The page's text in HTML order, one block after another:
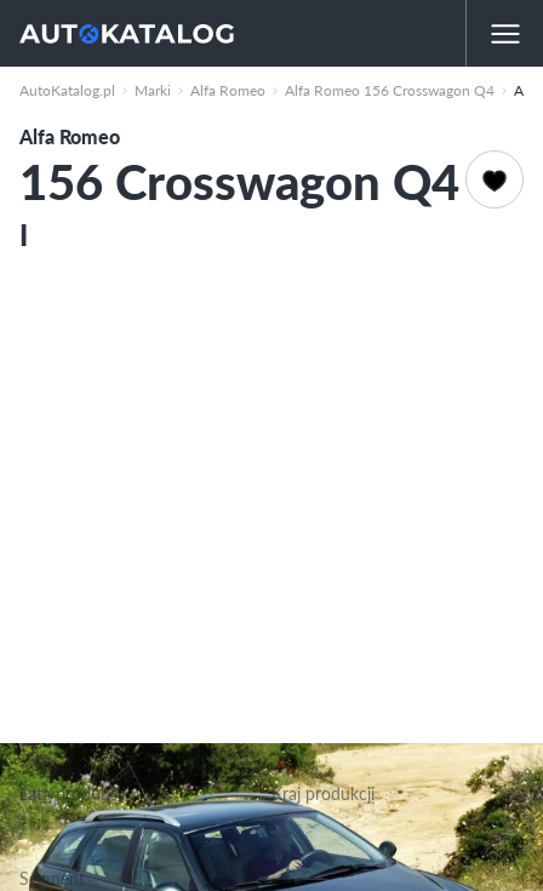
AutoKatalog.pl Marki Alfa Romeo Alfa Romeo 156 Crosswagon Q4
Alfa Romeo
156 Crosswagon Q4
I
Lata produkcji
2005-2007
Kraj produkcji
Włochy
Segment